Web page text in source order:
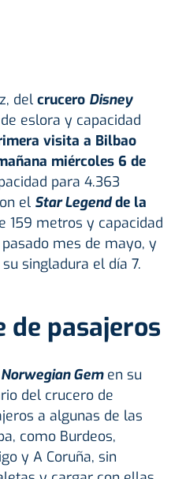
del crucero Disney
eslora y capacidad
visita a Bilbao
miércoles 6 de
para 4.363
el Star Legendde la
159 metros y capacidad
mes de mayo, y
singladura el día 7.
de pasajeros
Norwegian Gemen su
del crucero de
a algunas de las
como Burdeos,
y A Coruña, sin